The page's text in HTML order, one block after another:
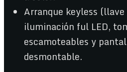
Arranque keyless
iluminación ful LED,
escamoteables y
desmontable.